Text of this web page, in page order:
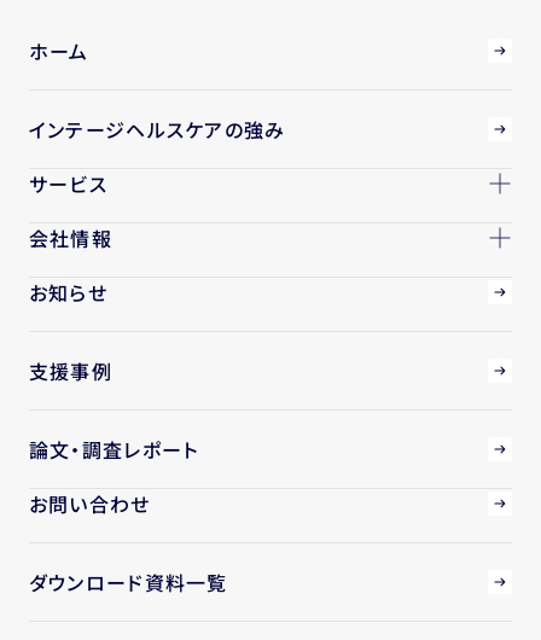
ホーム
インテージヘルスケアの強み
サービス
会社情報
お知らせ
支援事例
論文・調査レポート
お問い合わせ
ダウンロード資料一覧